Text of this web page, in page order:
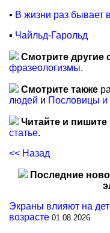
▪ В жизни раз бывает
▪ Чайльд-Гарольд
Смотрите другие
фразеологизмы.
Смотрите также
людей и Пословицы и
Читайте и пишите
статье.
<< Назад
Последние
Экраны влияют на
возрасте 01.08.2026